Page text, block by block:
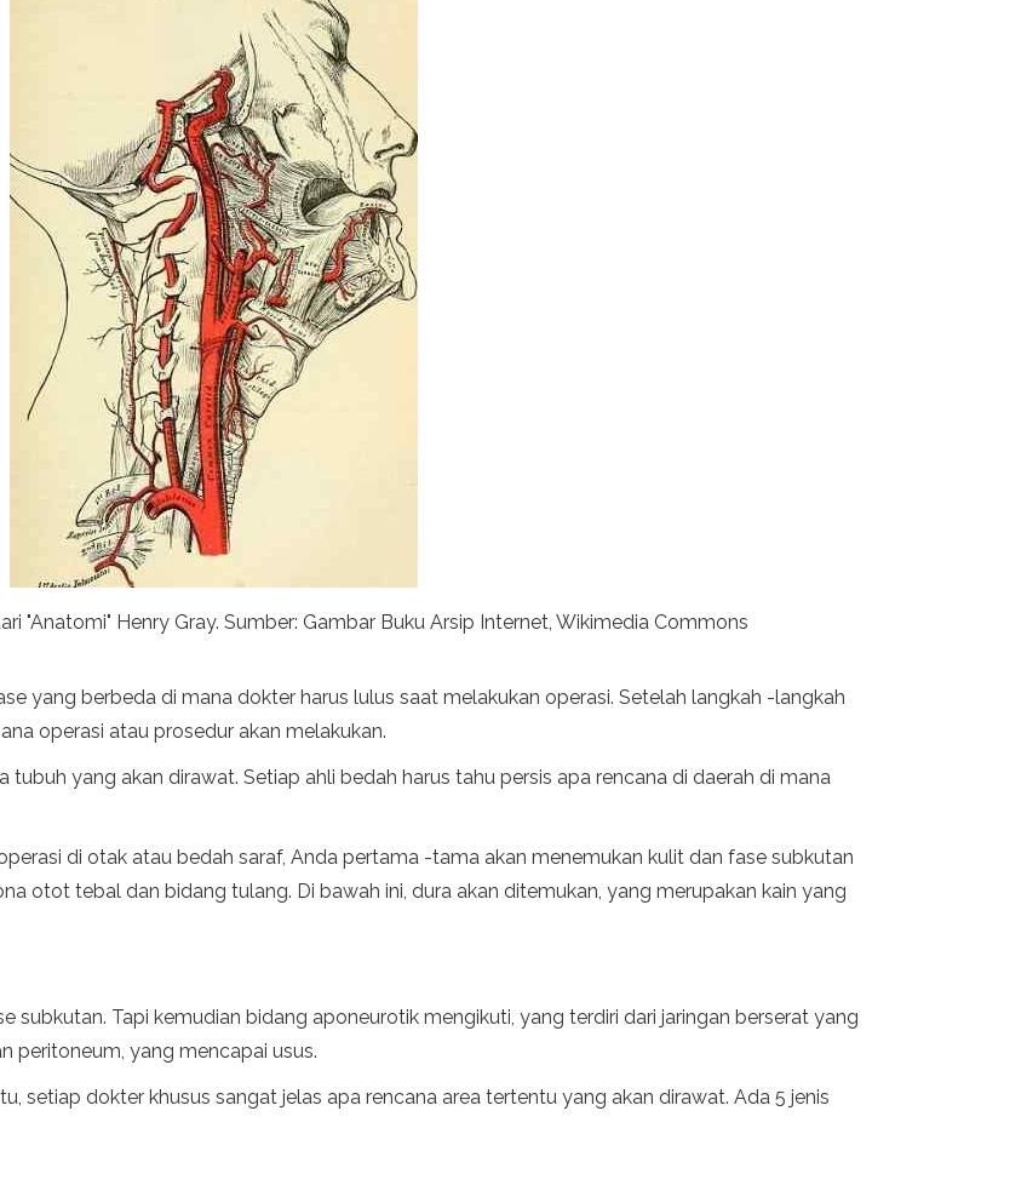
"Anatomi" Henry Gray. Sumber: Gambar Buku Arsip Internet, Wikimedia Commons
yang berbeda di mana dokter harus lulus saat melakukan operasi. Setelah langkah -langkah
operasi atau prosedur akan melakukan.
yang akan dirawat. Setiap ahli bedah harus tahu persis apa rencana di daerah di mana
di otak atau bedah saraf, Anda pertama -tama akan menemukan kulit dan fase subkutan
otot tebal dan bidang tulang. Di bawah ini, dura akan ditemukan, yang merupakan kain yang
subkutan. Tapi kemudian bidang aponeurotik mengikuti, yang terdiri dari jaringan berserat yang
yang mencapai usus.
setiap dokter khusus sangat jelas apa rencana area tertentu yang akan dirawat. Ada 5 jenis